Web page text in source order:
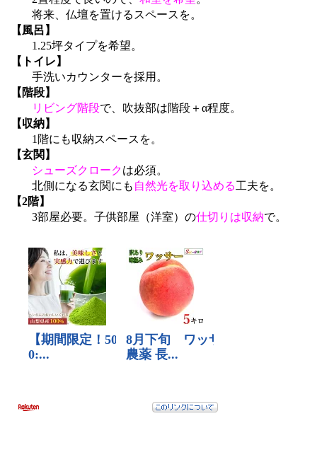
将来、仏壇を置けるスペースを。
【風呂】
1.25坪タイプを希望。
【トイレ】
手洗いカウンターを採用。
【階段】
リビング階段で、吹抜部は階段＋α程度。
【収納】
1階にも収納スペースを。
【玄関】
シューズクロークは必須。
北側になる玄関にも 自然光を取り込める工夫を。
【2階】
3部屋必要。子供部屋（洋室）の仕切りは収納で。